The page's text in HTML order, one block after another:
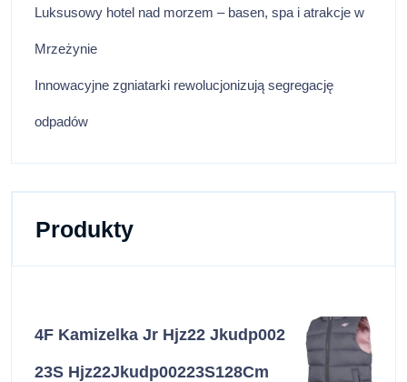
Luksusowy hotel nad morzem – basen, spa i atrakcje w
Mrzeżynie
Innowacyjne zgniatarki rewolucjonizują segregację
odpadów
Produkty
4F Kamizelka Jr Hjz22 Jkudp002
23S Hjz22Jkudp00223S128Cm